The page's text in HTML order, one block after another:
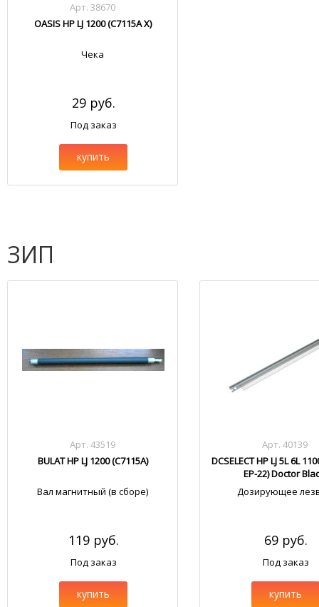
Арт. 38670
OASIS HP LJ 1200 (C7115A X)
Чека
29 руб.
Под заказ
купить
ЗИП
Арт. 43519
BULAT HP LJ 1200 (С7115А)
Вал магнитный (в сборе)
119 руб.
Под заказ
купить
Арт. 40139
DCSELECT HP LJ 5L 6L
EP-22) Doctor
Дозирующее
69 руб.
Под заказ
купить